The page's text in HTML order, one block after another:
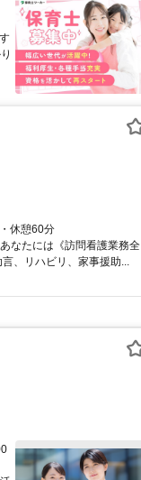
休憩60分
なたには《訪問看護業務全
、リハビリ、家事援助...